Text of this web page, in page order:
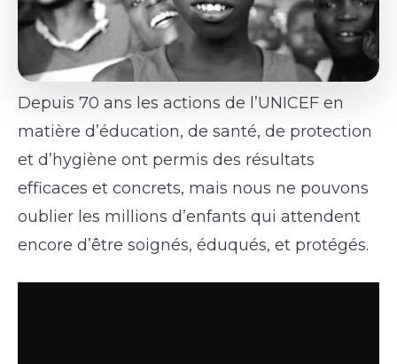
Depuis 70 ans les actions de l’UNICEF en
matière d’éducation, de santé, de protection
et d’hygiène ont permis des résultats
efficaces et concrets, mais nous ne pouvons
oublier les millions d’enfants qui attendent
encore d’être soignés, éduqués, et protégés.